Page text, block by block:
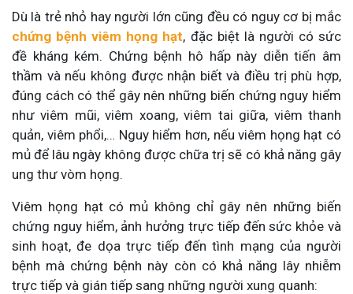
Dù là trẻ nhỏ hay người lớn cũng đều có nguy cơ bị mắc
chứng bệnh viêm họng hạt, đặc biệt là người có sức
đề kháng kém. Chứng bệnh hô hấp này diễn tiến âm
thầm và nếu không được nhận biết và điều trị phù hợp,
đúng cách có thể gây nên những biến chứng nguy hiểm
như viêm mũi, viêm xoang, viêm tai giữa, viêm thanh
quản, viêm phổi,… Nguy hiểm hơn, nếu viêm họng hạt có
mủ để lâu ngày không được chữa trị sẽ có khả năng gây
ung thư vòm họng.
Viêm họng hạt có mủ không chỉ gây nên những biến
chứng nguy hiểm, ảnh hưởng trực tiếp đến sức khỏe và
sinh hoạt, đe dọa trực tiếp đến tình mạng của người
bệnh mà chứng bệnh này còn có khả năng lây nhiễm
trực tiếp và gián tiếp sang những người xung quanh: